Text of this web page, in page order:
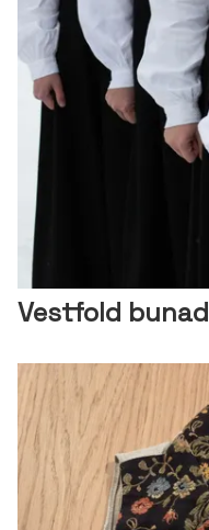
Vestfold bunad